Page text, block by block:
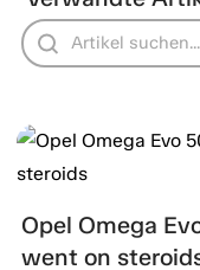
Opel Omega
went on